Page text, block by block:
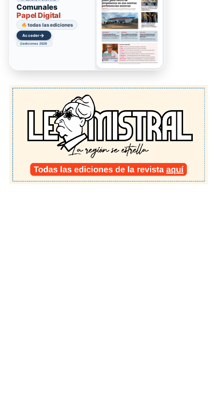
Comunales
Papel Digital
todas las ediciones
Acceder→
ediciones 2026